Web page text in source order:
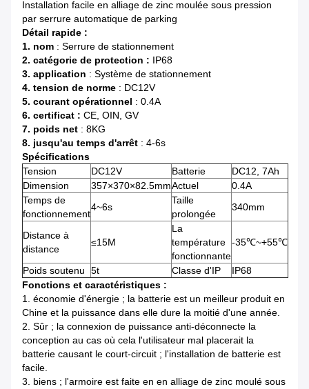
Installation facile en alliage de zinc moulée sous pression
par serrure automatique de parking
Détail rapide :
1. nom : Serrure de stationnement
2. catégorie de protection : IP68
3. application : Système de stationnement
4. tension de norme : DC12V
5. courant opérationnel : 0.4A
6. certificat : CE, OIN, GV
7. poids net : 8KG
8. jusqu'au temps d'arrêt : 4-6s
Spécifications
Tension
DC12V Batterie
DC12, 7Ah
Dimension
357×370×82.5mmActuel
0.4A
Temps de
fonctionnement
4~6s
Taille
prolongée
340mm
Distance à
distance
≤15M
La
température
fonctionnante
-35℃~+55℃
Poids soutenu 5t Classe d'IP
IP68
Fonctions et caractéristiques :
1. économie d'énergie ; la batterie est un meilleur produit en
Chine et la puissance dans elle dure la moitié d'une année.
2. Sûr ; la connexion de puissance anti-déconnecte la
conception au cas où cela l'utilisateur mal placerait la
batterie causant le court-circuit ; l'installation de batterie est
facile.
3. biens ; l'armoire est faite en en alliage de zinc moulé sous